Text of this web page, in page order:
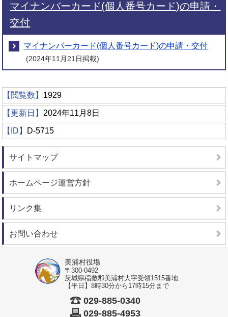
マイナンバーカード(個人番号カード)の申請・
交付
マイナンバーカード(個人番号カード)の申請・交付
(2024年11月21日掲載)
【閲覧数】 1929
【更新日】 2024年11月8日
【ID】 D-5715
サイトマップ
ホームページ運営方針
リンク集
お問い合わせ
美浦村役場
〒300-0492
茨城県稲敷郡美浦村大字受領1515番地
【平日】8時30分から17時15分まで
029-885-0340
029-885-4953